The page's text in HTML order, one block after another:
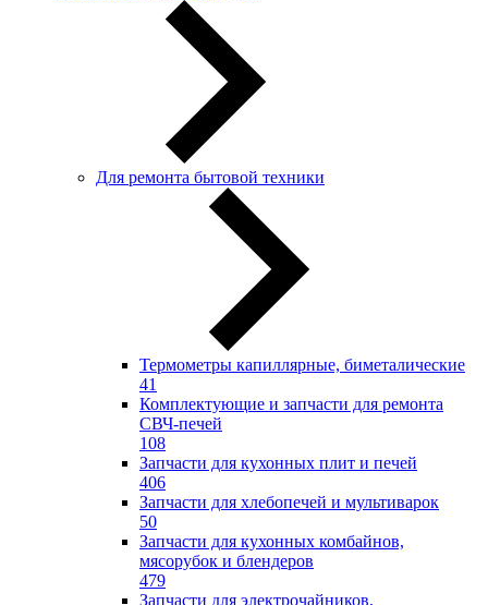
Для ремонта бытовой техники
Термометры капиллярные, биметалические
41
Комплектующие и запчасти для ремонта
СВЧ-печей
108
Запчасти для кухонных плит и печей
406
Запчасти для хлебопечей и мультиварок
50
Запчасти для кухонных комбайнов,
мясорубок и блендеров
479
Запчасти для электрочайников,